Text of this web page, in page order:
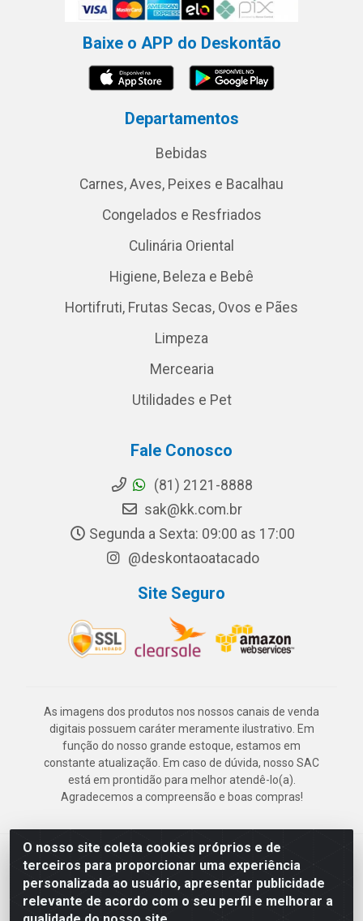
O nosso site coleta cookies próprios e de
terceiros para proporcionar uma experiência
personalizada ao usuário, apresentar publicidade
relevante de acordo com o seu perfil e melhorar a
Baixe o APP do Deskontão
Departamentos
Bebidas
Carnes, Aves, Peixes e Bacalhau
Congelados e Resfriados
Culinária Oriental
Higiene, Beleza e Bebê
Hortifruti, Frutas Secas, Ovos e Pães
Limpeza
Mercearia
Utilidades e Pet
Fale Conosco
(81) 2121-8888
sak@kk.com.br
Segunda a Sexta: 09:00 as 17:00
@deskontaoatacado
Site Seguro
As imagens dos produtos nos nossos canais de venda
digitais possuem caráter meramente ilustrativo. Em
função do nosso grande estoque, estamos em
constante atualização. Em caso de dúvida, nosso SAC
está em prontidão para melhor atendê-lo(a).
Agradecemos a compreensão e boas compras!
Deskontão Atacado - Av. Marechal Mascarenhas de Morais, 2471 -
Imbiribeira - Recife/PE - CEP 51.150-001 - CNPJ 24.150.377/0003-
57